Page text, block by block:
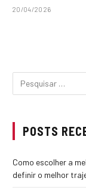
20/04/2026
POSTS
Como escolher a
definir o melhor